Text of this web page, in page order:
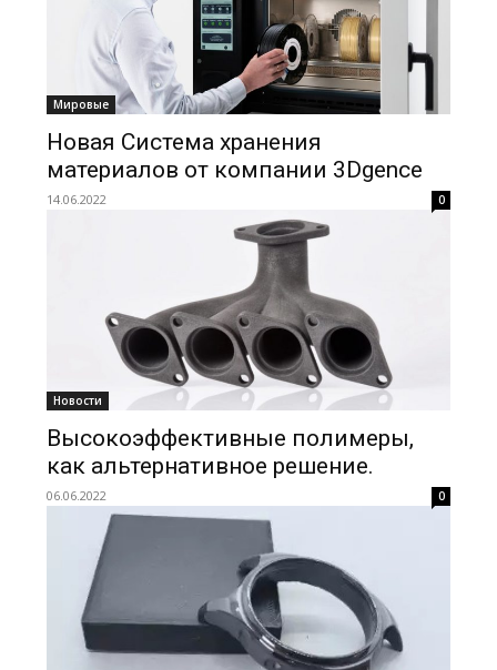
Мировые
Новая Система хранения
материалов от компании 3Dgence
14.06.2022 0
Новости
Высокоэффективные полимеры,
как альтернативное решение.
06.06.2022 0